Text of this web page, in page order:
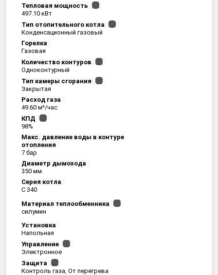
Тепловая мощность
497.10 кВт
Тип отопительного котла
Конденсационный газовый
Горелка
Газовая
Количество контуров
Одноконтурный
Тип камеры сгорания
Закрытая
Расход газа
49.60 м³/час
КПД
98%
Макс. давление воды в контуре
отопления
7 бар
Диаметр дымохода
350 мм.
Серия котла
C 340
Материал теплообменника
силумин
Установка
Напольная
Управление
Электронное
Защита
Контроль газа, От перегрева